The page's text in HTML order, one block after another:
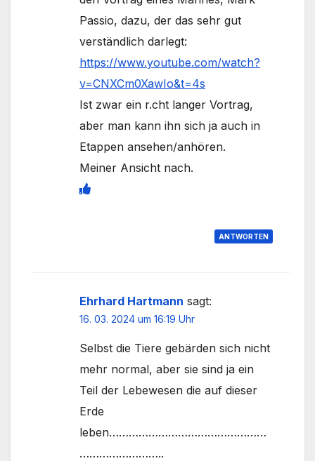
Passio, dazu, der das sehr gut
verständlich darlegt:
https://www.youtube.com/watch?
v=CNXCm0XawIo&t=4s
Ist zwar ein r.cht langer Vortrag,
aber man kann ihn sich ja auch in
Etappen ansehen/anhören.
Meiner Ansicht nach.
ANTWORTEN
Ehrhard Hartmann sagt:
16. 03. 2024 um 16:19 Uhr
Selbst die Tiere gebärden sich nicht
mehr normal, aber sie sind ja ein
Teil der Lebewesen die auf dieser
Erde
leben…………………………………………
……………………..